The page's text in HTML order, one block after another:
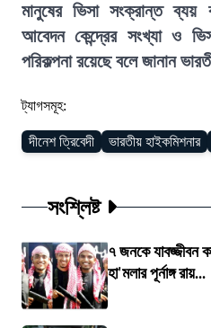
মানুষের ভিসা সংক্রান্ত ব্যয়
আবেদন কেন্দ্রের সংখ্যা ও
পরিকল্পনা রয়েছে বলে জানান
ট্যাগসমূহ:
দীনেশ ত্রিবেদী ভারতীয় হাইকমিশনার
সংশ্লিষ্ট
৭ জনকে যাবজ্জীবন
হা'মলার পূর্নাঙ্গ রায়...